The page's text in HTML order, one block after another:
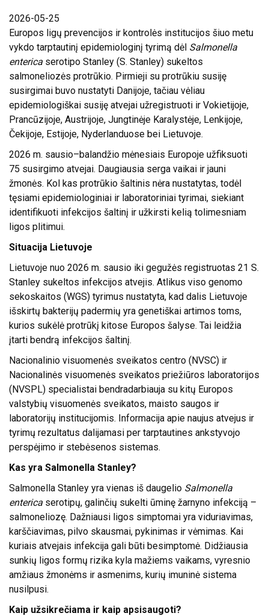
ATVIRI
DUOMENYS
ASMENS
DUOMENŲ
APSAUGA
NUORODOS
UŽDUODAMI
KLAUSIMAI
KONSULTAVIMASIS
SU VISUOMENE
PLANAVIMAS
2026-05-25
Europos ligų prevencijos ir kontrolės institucijos šiuo metu
vykdo tarptautinį epidemiologinį tyrimą dėl Salmonella
enterica serotipo Stanley (S. Stanley) sukeltos
salmoneliozės protrūkio. Pirmieji su protrūkiu susiję
susirgimai buvo nustatyti Danijoje, tačiau vėliau
epidemiologiškai susiję atvejai užregistruoti ir Vokietijoje,
Prancūzijoje, Austrijoje, Jungtinėje Karalystėje, Lenkijoje,
Čekijoje, Estijoje, Nyderlanduose bei Lietuvoje.
2026 m. sausio–balandžio mėnesiais Europoje užfiksuoti
75 susirgimo atvejai. Daugiausia serga vaikai ir jauni
žmonės. Kol kas protrūkio šaltinis nėra nustatytas, todėl
tęsiami epidemiologiniai ir laboratoriniai tyrimai, siekiant
identifikuoti infekcijos šaltinį ir užkirsti kelią tolimesniam
ligos plitimui.
Situacija Lietuvoje
Lietuvoje nuo 2026 m. sausio iki gegužės registruotas 21 S.
Stanley sukeltos infekcijos atvejis. Atlikus viso genomo
sekoskaitos (WGS) tyrimus nustatyta, kad dalis Lietuvoje
išskirtų bakterijų padermių yra genetiškai artimos toms,
kurios sukėlė protrūkį kitose Europos šalyse. Tai leidžia
įtarti bendrą infekcijos šaltinį.
Nacionalinio visuomenės sveikatos centro (NVSC) ir
Nacionalinės visuomenės sveikatos priežiūros laboratorijos
(NVSPL) specialistai bendradarbiauja su kitų Europos
valstybių visuomenės sveikatos, maisto saugos ir
laboratorijų institucijomis. Informacija apie naujus atvejus ir
tyrimų rezultatus dalijamasi per tarptautines ankstyvojo
perspėjimo ir stebėsenos sistemas.
Kas yra Salmonella Stanley?
Salmonella Stanley yra vienas iš daugelio Salmonella
enterica serotipų, galinčių sukelti ūminę žarnyno infekciją –
salmoneliozę. Dažniausi ligos simptomai yra viduriavimas,
karščiavimas, pilvo skausmai, pykinimas ir vėmimas. Kai
kuriais atvejais infekcija gali būti besimptomė. Didžiausia
sunkių ligos formų rizika kyla mažiems vaikams, vyresnio
amžiaus žmonėms ir asmenims, kurių imuninė sistema
nusilpusi.
Kaip užsikrečiama ir kaip apsisaugoti?